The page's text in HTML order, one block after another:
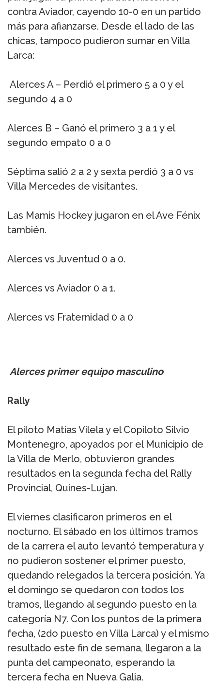
contra Aviador, cayendo 10-0 en un partido
más para afianzarse. Desde el lado de las
chicas, tampoco pudieron sumar en Villa
Larca:
Alerces A – Perdió el primero 5 a 0 y el
segundo 4 a 0
Alerces B – Ganó el primero 3 a 1 y el
segundo empato 0 a 0
Séptima salió 2 a 2 y sexta perdió 3 a 0 vs
Villa Mercedes de visitantes.
Las Mamis Hockey jugaron en el Ave Fénix
también.
Alerces vs Juventud 0 a 0.
Alerces vs Aviador 0 a 1.
Alerces vs Fraternidad 0 a 0
Alerces primer equipo masculino
Rally
El piloto Matías Vilela y el Copiloto Silvio
Montenegro, apoyados por el Municipio de
la Villa de Merlo, obtuvieron grandes
resultados en la segunda fecha del Rally
Provincial, Quines-Lujan.
El viernes clasificaron primeros en el
nocturno. El sábado en los últimos tramos
de la carrera el auto levantó temperatura y
no pudieron sostener el primer puesto,
quedando relegados la tercera posición. Ya
el domingo se quedaron con todos los
tramos, llegando al segundo puesto en la
categoría N7. Con los puntos de la primera
fecha, (2do puesto en Villa Larca) y el mismo
resultado este fin de semana, llegaron a la
punta del campeonato, esperando la
tercera fecha en Nueva Galia.